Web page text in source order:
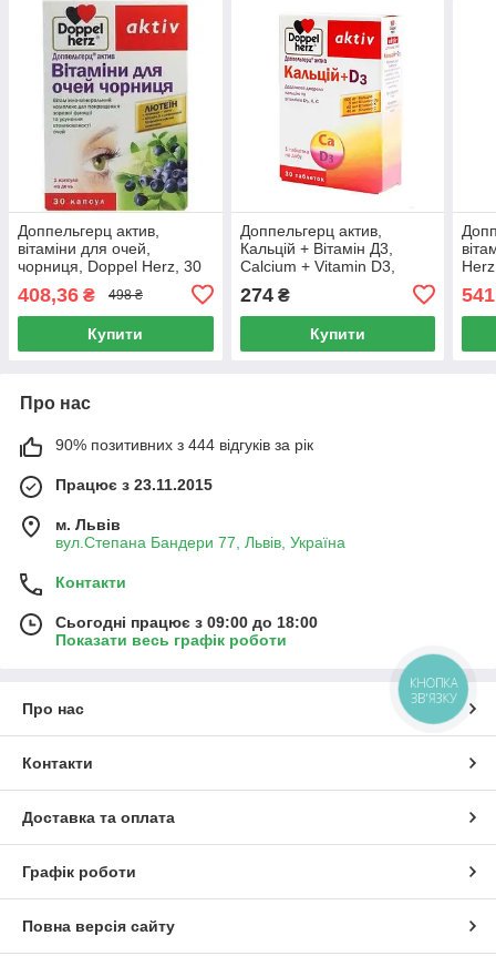
Доппельгерц актив,
вітаміни для очей,
чорниця, Doppel Herz, 30
408,36 ₴ 498 ₴
Купити
Доппельгерц актив,
Кальцій + Вітамін Д3,
Calcium + Vitamin D3,
Doppel Herz, 30 таблеток
274₴
Купити
Про нас
90% позитивних з 444 відгуків за рік
Працює з 23.11.2015
м. Львів
вул.Степана Бандери 77, Львів, Україна
Контакти
Сьогодні працює з 09:00 до 18:00
Показати весь графік роботи
Про нас
Контакти
Доставка та оплата
Графік роботи
Повна версія сайту
КНОПКА
ЗВ'ЯЗКУ